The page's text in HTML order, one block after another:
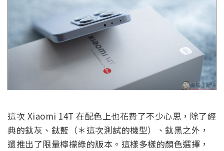
這次 Xiaomi 14T 在配色上也花費了不少心思，除了經
典的鈦灰、鈦藍（＊這次測試的機型）、鈦黑之外，
還推出了限量檸檬綠的版本。這樣多樣的顏色選擇，